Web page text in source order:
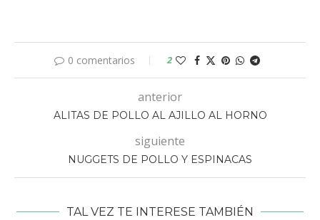
0 comentarios 2
anterior
ALITAS DE POLLO AL AJILLO AL HORNO
siguiente
NUGGETS DE POLLO Y ESPINACAS
TAL VEZ TE INTERESE TAMBIÉN